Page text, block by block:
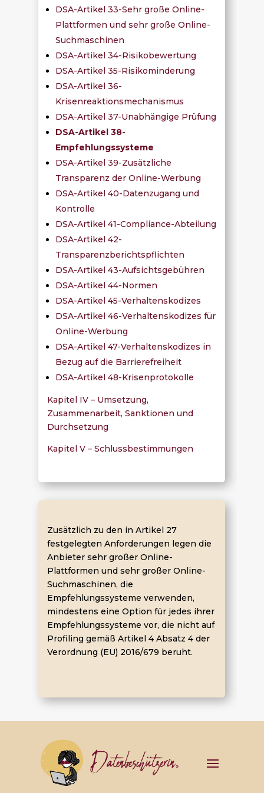
DSA-Artikel 33-Sehr große Online-
Plattformen und sehr große Online-
Suchmaschinen
DSA-Artikel 34-Risikobewertung
DSA-Artikel 35-Risikominderung
DSA-Artikel 36-
Krisenreaktionsmechanismus
DSA-Artikel 37-Unabhängige Prüfung
DSA-Artikel 38-
Empfehlungssysteme
DSA-Artikel 39-Zusätzliche
Transparenz der Online-Werbung
DSA-Artikel 40-Datenzugang und
Kontrolle
DSA-Artikel 41-Compliance-Abteilung
DSA-Artikel 42-
Transparenzberichtspflichten
DSA-Artikel 43-Aufsichtsgebühren
DSA-Artikel 44-Normen
DSA-Artikel 45-Verhaltenskodizes
DSA-Artikel 46-Verhaltenskodizes für
Online-Werbung
DSA-Artikel 47-Verhaltenskodizes in
Bezug auf die Barrierefreiheit
DSA-Artikel 48-Krisenprotokolle
Kapitel IV – Umsetzung,
Zusammenarbeit, Sanktionen und
Durchsetzung
Kapitel V – Schlussbestimmungen
Zusätzlich zu den in Artikel 27
festgelegten Anforderungen legen die
Anbieter sehr großer Online-
Plattformen und sehr großer Online-
Suchmaschinen, die
Empfehlungssysteme verwenden,
mindestens eine Option für jedes ihrer
Empfehlungssysteme vor, die nicht auf
Profiling gemäß Artikel 4 Absatz 4 der
Verordnung (EU) 2016/679 beruht.